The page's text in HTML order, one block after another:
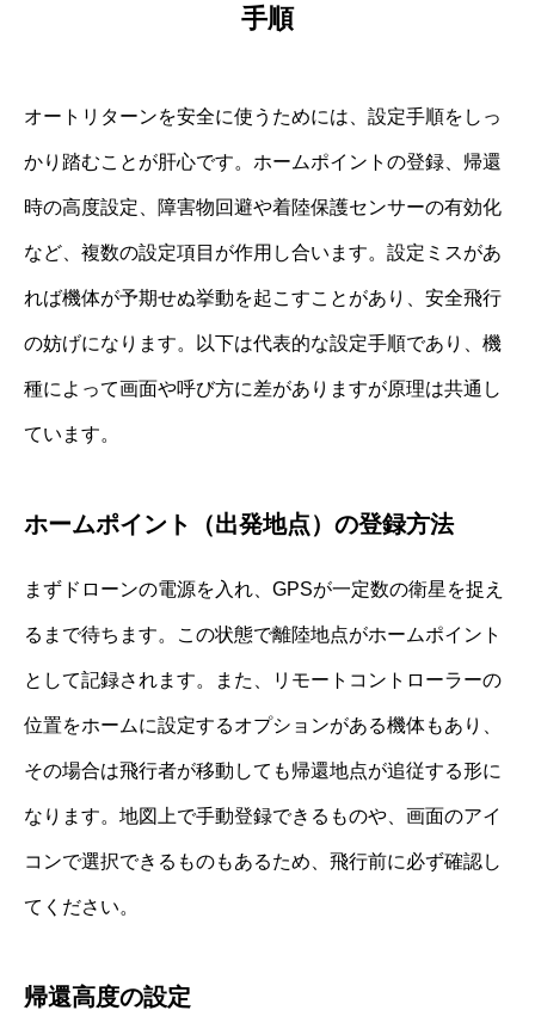
手順
オートリターンを安全に使うためには、設定手順をしっ
かり踏むことが肝心です。ホームポイントの登録、帰還
時の高度設定、障害物回避や着陸保護センサーの有効化
など、複数の設定項目が作用し合います。設定ミスがあ
れば機体が予期せぬ挙動を起こすことがあり、安全飛行
の妨げになります。以下は代表的な設定手順であり、機
種によって画面や呼び方に差がありますが原理は共通し
ています。
ホームポイント（出発地点）の登録方法
まずドローンの電源を入れ、GPSが一定数の衛星を捉え
るまで待ちます。この状態で離陸地点がホームポイント
として記録されます。また、リモートコントローラーの
位置をホームに設定するオプションがある機体もあり、
その場合は飛行者が移動しても帰還地点が追従する形に
なります。地図上で手動登録できるものや、画面のアイ
コンで選択できるものもあるため、飛行前に必ず確認し
てください。
帰還高度の設定